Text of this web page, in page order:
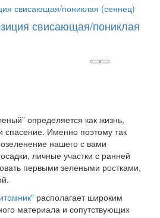
свисающая/пониклая
определяется как жизнь,
спасение. Именно поэтому так
нашего с вами
личные участки с ранней
первыми зелеными ростками,
располагает широким
материала и сопутствующих